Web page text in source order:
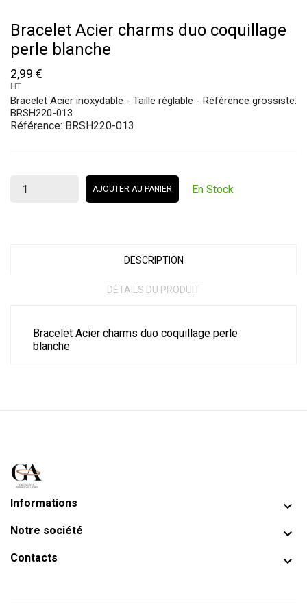
Bracelet Acier charms duo coquillage
perle blanche
2,99 €
HT
Bracelet Acier inoxydable - Taille réglable - Référence grossiste:
BRSH220-013
Référence: BRSH220-013
AJOUTER AU PANIER En Stock
DESCRIPTION
DÉTAILS DU PRODUIT
Bracelet Acier charms duo coquillage perle
blanche
Informations 
Notre société 
Contacts 